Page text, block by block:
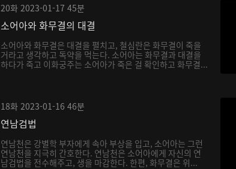
20화 2023-01-17 45분
소어아와 화무결의 대결
소어아와 화무결은 대결을 펼치고, 철심란은 화무결이 죽을
거라고 생각하고 독약을 먹는다. 소어아는 화무결과 대결을
하다가 죽고 이화궁주는 소어아가 죽은 걸 확인하고 화무결...
18화 2023-01-16 46분
연남검법
연남천은 강별학 부자에게 속아 부상을 입고, 소어아는 그런
연남천을 지극히 간호한다. 연남천은 소어아에게 자신의 연
남검법을 전수해주고, 생을 마감한다. 한편, 화무결은 위...